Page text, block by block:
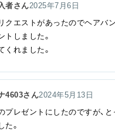
者さん2025年7月6日
クエストがあったのでヘアバ
トしました。
くれました。
4603さん2024年5月13日
プレゼントにしたのですが、と
た。